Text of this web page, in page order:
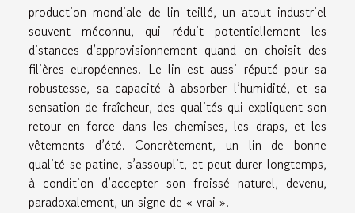
production mondiale de lin teillé, un atout industriel
souvent méconnu, qui réduit potentiellement les
distances d’approvisionnement quand on choisit des
filières européennes. Le lin est aussi réputé pour sa
robustesse, sa capacité à absorber l’humidité, et sa
sensation de fraîcheur, des qualités qui expliquent son
retour en force dans les chemises, les draps, et les
vêtements d’été. Concrètement, un lin de bonne
qualité se patine, s’assouplit, et peut durer longtemps,
à condition d’accepter son froissé naturel, devenu,
paradoxalement, un signe de « vrai ».